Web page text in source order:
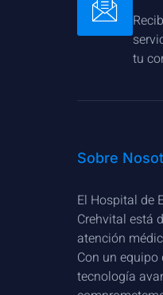
tu
Sobre
El Hospital de
Crehvital está
atención
Con un
tecnología